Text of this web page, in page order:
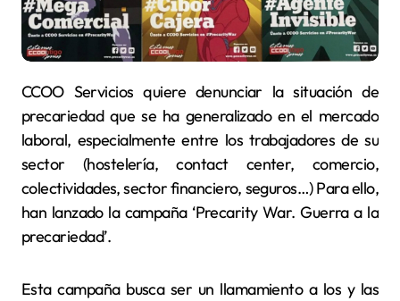
CCOO Servicios quiere denunciar la situación de
precariedad que se ha generalizado en el mercado
laboral, especialmente entre los trabajadores de su
sector (hostelería, contact center, comercio,
colectividades, sector financiero, seguros…) Para ello,
han lanzado la campaña ‘Precarity War. Guerra a la
precariedad’.
Esta campaña busca ser un llamamiento a los y las